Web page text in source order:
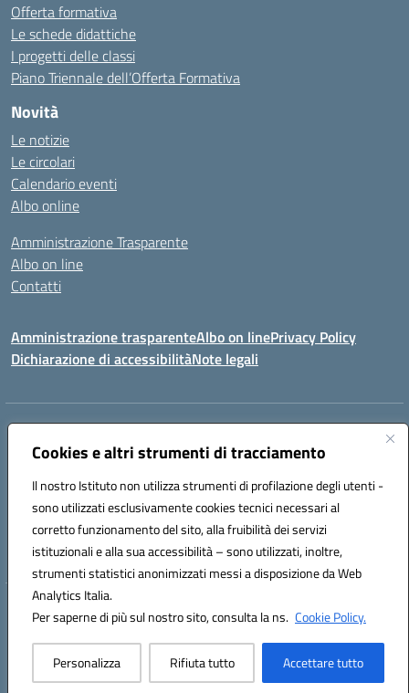
Cookies e altri strumenti di tracciamento
Il nostro Istituto non utilizza strumenti di profilazione degli utenti -
sono utilizzati esclusivamente cookies tecnici necessari al
corretto funzionamento del sito, alla fruibilità dei servizi
istituzionali e alla sua accessibilità – sono utilizzati, inoltre,
strumenti statistici anonimizzati messi a disposizione da Web
Analytics Italia.
Per saperne di più sul nostro sito, consulta la ns. Cookie Policy.
Personalizza Rifiuta tutto Accettare tutto
Offerta formativa
Le schede didattiche
I progetti delle classi
Piano Triennale dell’Offerta Formativa
Novità
Le notizie
Le circolari
Calendario eventi
Albo online
Amministrazione Trasparente
Albo on line
Contatti
Amministrazione trasparenteAlbo on linePrivacy Policy
Dichiarazione di accessibilitàNote legali
Indirizzo:
Centralino:078170786 Email:caic875002@istruzione.it
Codice fiscale: 90027700922
Codice meccanografico:
CAIC875002
Codice unico di fatturazione (CUF): UFVRG0
Hosting & Powered by 3D Solution S.r.l.
Concept & Design by Designers Italia